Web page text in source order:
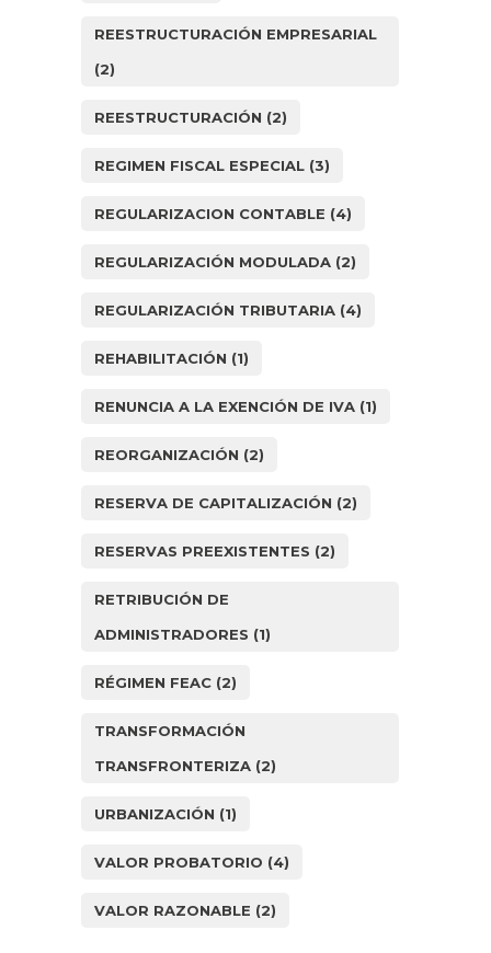
REESTRUCTURACIÓN EMPRESARIAL
(2)
REESTRUCTURACIÓN (2)
REGIMEN FISCAL ESPECIAL (3)
REGULARIZACION CONTABLE (4)
REGULARIZACIÓN MODULADA (2)
REGULARIZACIÓN TRIBUTARIA (4)
REHABILITACIÓN (1)
RENUNCIA A LA EXENCIÓN DE IVA (1)
REORGANIZACIÓN (2)
RESERVA DE CAPITALIZACIÓN (2)
RESERVAS PREEXISTENTES (2)
RETRIBUCIÓN DE
ADMINISTRADORES (1)
RÉGIMEN FEAC (2)
TRANSFORMACIÓN
TRANSFRONTERIZA (2)
URBANIZACIÓN (1)
VALOR PROBATORIO (4)
VALOR RAZONABLE (2)